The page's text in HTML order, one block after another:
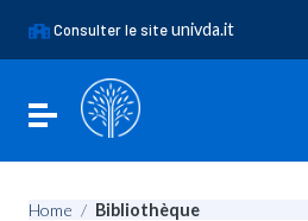
Go to the navigation menu
Consulter le siteunivda.it
Toggle navigation
Home / Bibliothèque